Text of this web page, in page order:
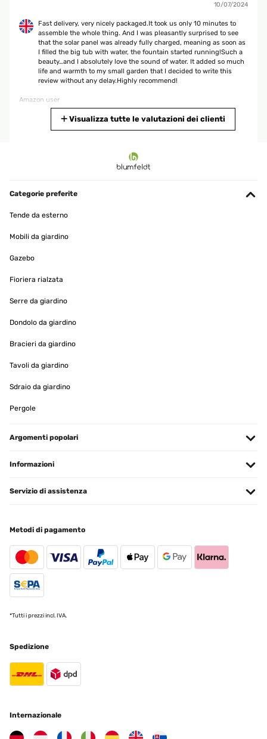
10/07/2024
Fast delivery, very nicely packaged.It took us only 10 minutes to
assemble the whole thing. And I was pleasantly surprised to see
that the solar panel was already fully charged, meaning as soon as
I filled the big tub with water, the fountain started running!Such a
beauty…and I absolutely love the sound of water. It added so much
life and warmth to my small garden that I decided to write this
review without any delay.Highly recommend!
Amazon user
Tradurre
VALUTAZIONE VERIFICATA
Great garden feature works well and gives good loudish noise
value item for their garden,and wants to expirence the soothing
sound of running water
Amazon-Benutzer
livret en français.
Utilisateur d'Amazon
Visualizza tutte le valutazioni dei clienti
Categorie preferite
Tende da esterno
Mobili da giardino
Gazebo
Fioriera rialzata
Serre da giardino
Dondolo da giardino
Bracieri da giardino
Tavoli da giardino
Sdraio da giardino
Pergole
Argomenti popolari
Informazioni
Servizio di assistenza
Metodi di pagamento
*Tutti i prezzi incl. IVA.
Spedizione
Internazionale